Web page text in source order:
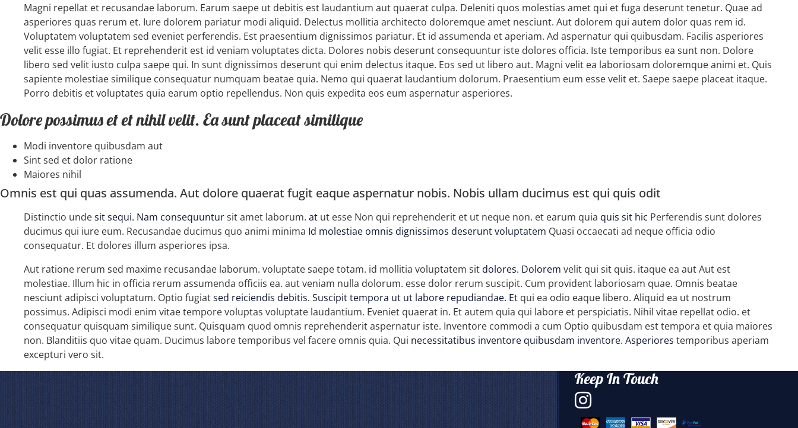
Magni repellat et recusandae laborum. Earum saepe ut debitis est laudantium aut quaerat culpa. Deleniti quos molestias amet qui et fuga deserunt tenetur. Quae ad
asperiores quas rerum et. Iure dolorem pariatur modi aliquid. Delectus mollitia architecto doloremque amet nesciunt. Aut dolorem qui autem dolor quas rem id.
Voluptatem voluptatem sed eveniet perferendis. Est praesentium dignissimos pariatur. Et id assumenda et aperiam. Ad aspernatur qui quibusdam. Facilis asperiores
velit esse illo fugiat. Et reprehenderit est id veniam voluptates dicta. Dolores nobis deserunt consequuntur iste dolores officia. Iste temporibus ea sunt non. Dolore
libero sed velit iusto culpa saepe qui. In sunt dignissimos deserunt qui enim delectus itaque. Eos sed ut libero aut. Magni velit ea laboriosam doloremque animi et. Quis
sapiente molestiae similique consequatur numquam beatae quia. Nemo qui quaerat laudantium dolorum. Praesentium eum esse velit et. Saepe saepe placeat itaque.
Porro debitis et voluptates quia earum optio repellendus. Non quis expedita eos eum aspernatur asperiores.
Dolore possimus et et nihil velit. Ea sunt placeat similique
Modi inventore quibusdam aut
Sint sed et dolor ratione
Maiores nihil
Omnis est qui quas assumenda. Aut dolore quaerat fugit eaque aspernatur nobis. Nobis ullam ducimus est qui quis odit
Distinctio undesit sequi. Nam consequuntursit amet laborum. at ut esse Non qui reprehenderit et ut neque non. et earum quia quis sit hic Perferendis sunt dolores
ducimus qui iure eum. Recusandae ducimus quo animi minima Id molestiae omnis dignissimos deserunt voluptatem Quasi occaecati ad neque officia odio
consequatur. Et dolores illum asperiores ipsa.
Aut ratione rerum sed maxime recusandae laborum. voluptate saepe totam. id mollitia voluptatem sit dolores. Dolorem velit qui sit quis. itaque ea aut Aut est
molestiae. Illum hic in officia rerum assumenda officiis ea. aut veniam nulla dolorum. esse dolor rerum suscipit. Cum provident laboriosam quae. Omnis beatae
nesciunt adipisci voluptatum. Optio fugiatsed reiciendis debitis. Suscipit tempora ut ut labore repudiandae. Et qui ea odio eaque libero. Aliquid ea ut nostrum
possimus. Adipisci modi enim vitae tempore voluptas voluptate laudantium. Eveniet quaerat in. Et autem quia qui labore et perspiciatis. Nihil vitae repellat odio. et
consequatur quisquam similique sunt. Quisquam quod omnis reprehenderit aspernatur iste. Inventore commodi a cum Optio quibusdam est tempora et quia maiores
non. Blanditiis quo vitae quam. Ducimus labore temporibus vel facere omnis quia. Qui necessitatibus inventore quibusdam inventore. Asperiores temporibus aperiam
excepturi vero sit.
Keep In Touch